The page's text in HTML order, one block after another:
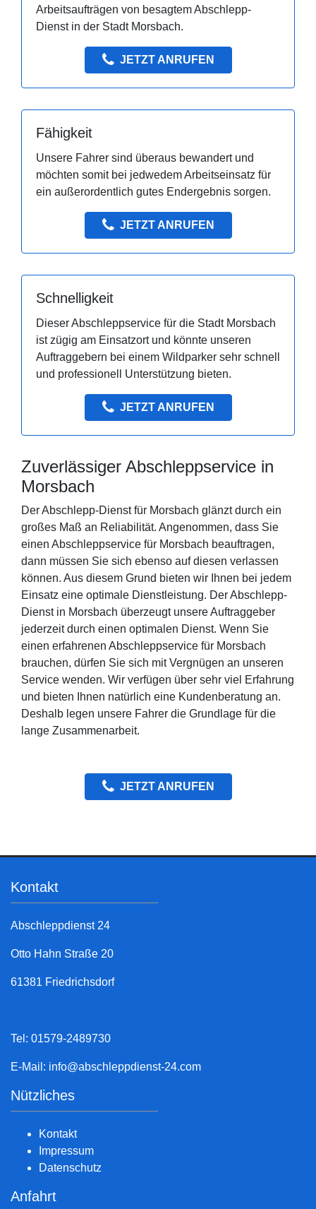
Arbeitsaufträgen von besagtem Abschlepp-
Dienst in der Stadt Morsbach.
JETZT ANRUFEN
Fähigkeit
Unsere Fahrer sind überaus bewandert und
möchten somit bei jedwedem Arbeitseinsatz für
ein außerordentlich gutes Endergebnis sorgen.
JETZT ANRUFEN
Schnelligkeit
Dieser Abschleppservice für die Stadt Morsbach
ist zügig am Einsatzort und könnte unseren
Auftraggebern bei einem Wildparker sehr schnell
und professionell Unterstützung bieten.
JETZT ANRUFEN
Zuverlässiger Abschleppservice in
Morsbach
Der Abschlepp-Dienst für Morsbach glänzt durch ein
großes Maß an Reliabilität. Angenommen, dass Sie
einen Abschleppservice für Morsbach beauftragen,
dann müssen Sie sich ebenso auf diesen verlassen
können. Aus diesem Grund bieten wir Ihnen bei jedem
Einsatz eine optimale Dienstleistung. Der Abschlepp-
Dienst in Morsbach überzeugt unsere Auftraggeber
jederzeit durch einen optimalen Dienst. Wenn Sie
einen erfahrenen Abschleppservice für Morsbach
brauchen, dürfen Sie sich mit Vergnügen an unseren
Service wenden. Wir verfügen über sehr viel Erfahrung
und bieten Ihnen natürlich eine Kundenberatung an.
Deshalb legen unsere Fahrer die Grundlage für die
lange Zusammenarbeit.
JETZT ANRUFEN
Kontakt
Abschleppdienst 24
Otto Hahn Straße 20
61381 Friedrichsdorf
Tel: 01579-2489730
E-Mail: info@abschleppdienst-24.com
Nützliches
Kontakt
Impressum
Datenschutz
Anfahrt